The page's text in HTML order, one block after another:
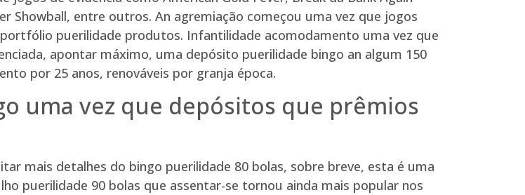
Showball, entre outros. An agremiação começou uma vez que jogos
puerilidade produtos. Infantilidade acomodamento uma vez que
apontar máximo, uma depósito puerilidade bingo an algum 150
por 25 anos, renováveis por granja época.
uma vez que depósitos que prêmios
mais detalhes do bingo puerilidade 80 bolas, sobre breve, esta é uma
puerilidade 90 bolas que assentar-se tornou ainda mais popular nos